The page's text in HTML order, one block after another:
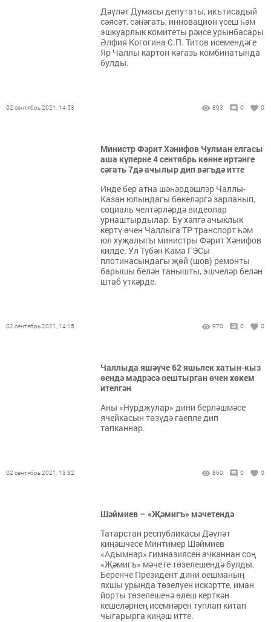
Дәүләт Думасы депутаты, икътисадый
сәясәт, сәнәгать, инновацион үсеш һәм
эшкуарлык комитеты рәисе урынбасары
Әлфия Когогина С.П. Титов исемендәге
Яр Чаллы картон-кәгазь комбинатында
булды.
02 сентябрь 2021, 14:53 893 0 0
Министр Фәрит Хәнифов Чулман елгасы
аша күперне 4 сентябрь көнне иртәнге
сәгать 7дә ачылыр дип вәгъдә итте
Инде бер атна шәһәрдәшләр Чаллы-
Казан юлындагы бөкеләргә зарланып,
социаль челтәрләрдә видеолар
урнаштырдылар. Бу хәлгә ачыклык
кертү өчен Чаллыга ТР транспорт һәм
юл хуҗалыгы министры Фәрит Хәнифов
килде. Ул Түбән Кама ГЭСы
плотинасындагы җөй (шов) ремонты
барышы белән танышты, эшчеләр белән
штаб үткәрде.
02 сентябрь 2021, 14:15 970 0 0
Чаллыда яшәүче 62 яшьлек хатын-кыз
өендә мәдрәсә оештырган өчен хөкем
ителгән
Аны «Нурджулар» дини берләшмәсе
ячейкасын төзүдә гаепле дип
тапканнар.
02 сентябрь 2021, 13:32 860 0 0
Шәймиев – «Җәмигъ» мәчетендә
Татарстан республикасы Дәүләт
киңәшчесе Минтимер Шәймиев
«Адымнар» гимназиясен ачканнан соң
«Җәмигъ» мәчете төзелешендә булды.
Беренче Президент дини оешманың
яхшы урында төзелүен искәртте, иман
йорты төзелешенә өлеш керткән
кешеләрнең исемнәрен туплап китап
чыгарырга киңәш итте.